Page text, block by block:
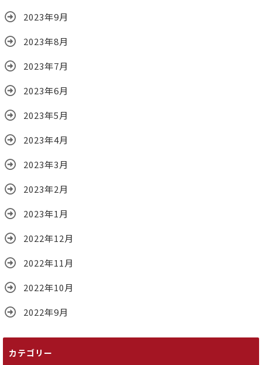
2023年9月
2023年8月
2023年7月
2023年6月
2023年5月
2023年4月
2023年3月
2023年2月
2023年1月
2022年12月
2022年11月
2022年10月
2022年9月
カテゴリー